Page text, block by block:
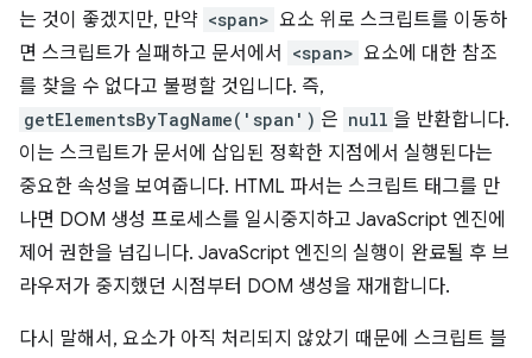
는 것이 좋겠지만, 만약 <span> 요소 위로 스크립트를 이동하
면 스크립트가 실패하고 문서에서
<span> 요소에 대한 참조
를 찾을 수 없다고 불평할 것입니다. 즉,
getElementsByTagName('span') 은 null 을 반환합니다.
이는 스크립트가 문서에 삽입된 정확한 지점에서 실행된다는
중요한 속성을 보여줍니다. HTML 파서는 스크립트 태그를 만
나면 DOM 생성 프로세스를 일시중지하고 JavaScript 엔진에
제어 권한을 넘깁니다. JavaScript 엔진의 실행이 완료될 후 브
라우저가 중지했던 시점부터 DOM 생성을 재개합니다.
다시 말해서, 요소가 아직 처리되지 않았기 때문에 스크립트 블